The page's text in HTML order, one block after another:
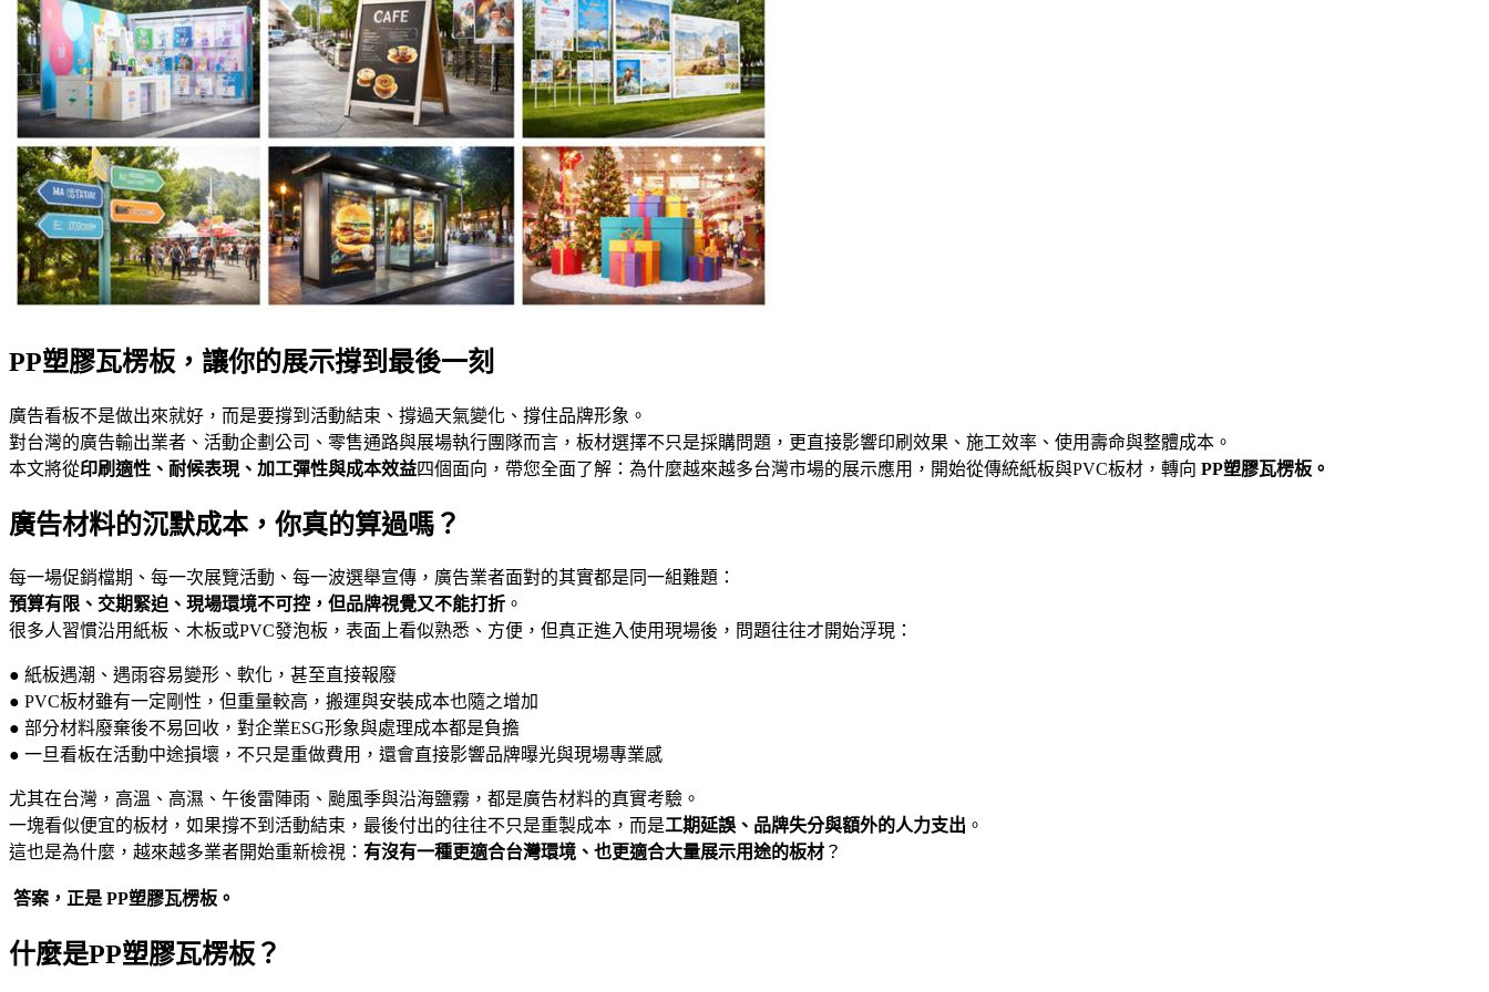
PP塑膠瓦楞板，讓你的展示撐到最後一刻
廣告看板不是做出來就好，而是要撐到活動結束、撐過天氣變化、撐住品牌形象。
對台灣的廣告輸出業者、活動企劃公司、零售通路與展場執行團隊而言，板材選擇不只是採購問題，更直接影響印刷效果、施工效率、使用壽命與整體成本。
本文將從印刷適性、耐候表現、加工彈性與成本效益四個面向，帶您全面了解：為什麼越來越多台灣市場的展示應用，開始從傳統紙板與PVC板材，轉向 PP塑膠瓦楞板。
廣告材料的沉默成本，你真的算過嗎？
每一場促銷檔期、每一次展覽活動、每一波選舉宣傳，廣告業者面對的其實都是同一組難題：
預算有限、交期緊迫、現場環境不可控，但品牌視覺又不能打折 。
很多人習慣沿用紙板、木板或PVC發泡板，表面上看似熟悉、方便，但真正進入使用現場後，問題往往才開始浮現：
● 紙板遇潮、遇雨容易變形、軟化，甚至直接報廢
● PVC板材雖有一定剛性，但重量較高，搬運與安裝成本也隨之增加
● 部分材料廢棄後不易回收，對企業ESG形象與處理成本都是負擔
● 一旦看板在活動中途損壞，不只是重做費用，還會直接影響品牌曝光與現場專業感
尤其在台灣，高溫、高濕、午後雷陣雨、颱風季與沿海鹽霧，都是廣告材料的真實考驗。
一塊看似便宜的板材，如果撐不到活動結束，最後付出的往往不只是重製成本，而是工期延誤、品牌失分與額外的人力支出 。
這也是為什麼，越來越多業者開始重新檢視： 有沒有一種更適合台灣環境、也更適合大量展示用途的板材 ？
答案，正是 PP塑膠瓦楞板。
什麼是PP塑膠瓦楞板？